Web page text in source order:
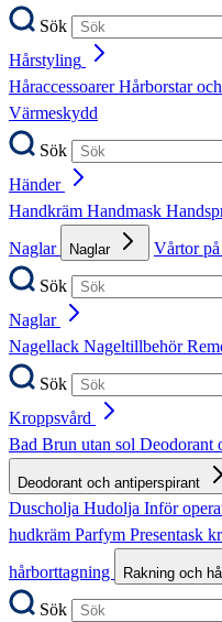
Sök
Hårstyling
HåraccessoarerHårborstar
Värmeskydd
Sök
Händer
Handkräm Handmask
Naglar
Naglar Vårtor
Sök
Naglar
Nagellack Nageltillbehör
Sök
Kroppsvård
Bad Brun utan sol Deodorant
Deodorant och antiperspirant
Duscholja Hudolja Inför
hudkräm Parfym Presentask
hårborttagning
Rakning och
Sök